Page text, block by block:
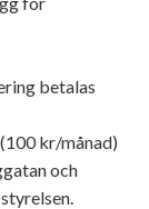
betalas
kr/månad)
och